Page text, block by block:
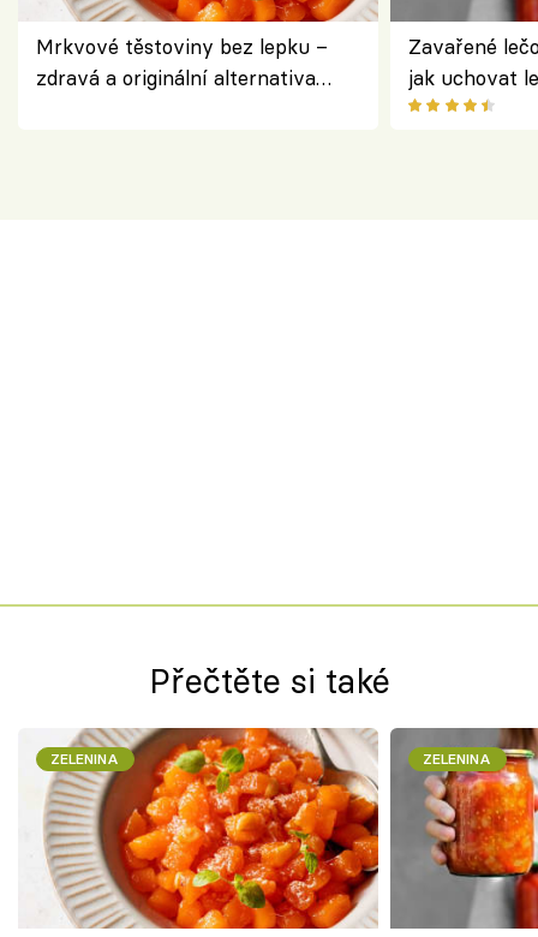
Mrkvové těstoviny bez lepku –
zdravá a originální alternativa
Zavařené
jak uchovat
Přečtěte si také
ZELENINA ZELENINA